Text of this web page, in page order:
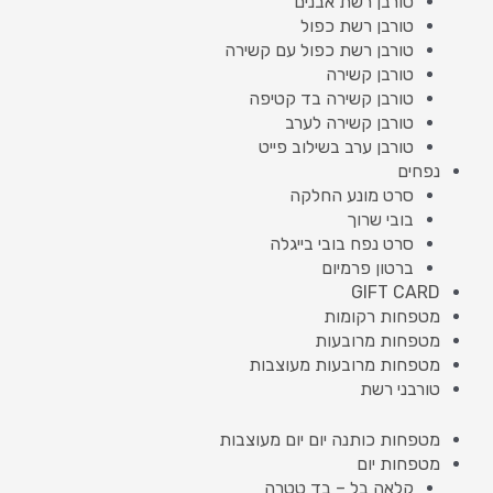
טורבן רשת כפול
טורבן רשת כפול עם קשירה
טורבן קשירה
טורבן קשירה בד קטיפה
טורבן קשירה לערב
טורבן ערב בשילוב פייט
נפחים
סרט מונע החלקה
בובי שרוך
סרט נפח בובי בייגלה
ברטון פרמיום
GIFT CARD
מטפחות רקומות
מטפחות מרובעות
מטפחות מרובעות מעוצבות
טורבני רשת
מטפחות כותנה יום יום מעוצבות
מטפחות יום
קלאה בל – בד טטרה